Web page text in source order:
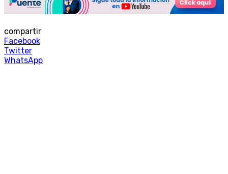
compartir
Facebook
Twitter
WhatsApp